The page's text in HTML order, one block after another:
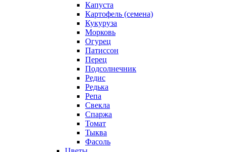
Капуста
Картофель (семена)
Кукуруза
Морковь
Огурец
Патиссон
Перец
Подсолнечник
Редис
Редька
Репа
Свекла
Спаржа
Томат
Тыква
Фасоль